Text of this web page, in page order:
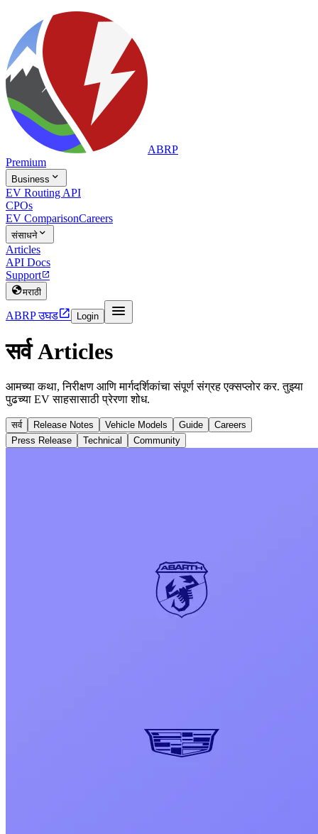
ABRP
Premium
Business 
EV Routing API
CPOs
EV ComparisonCareers
संसाधने
Articles
API Docs
Support
मराठी
ABRP उघड Login 
सर्व Articles
आमच्या कथा, निरीक्षण आणि मार्गदर्शिकांचा संपूर्ण संग्रह एक्सप्लोर कर. तुझ्या
पुढच्या EV साहसासाठी प्रेरणा शोध.
सर्व Release Notes Vehicle Models Guide
Careers
Press Release
Technical Community